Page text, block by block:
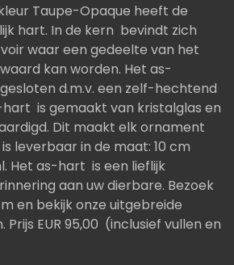
Taupe-Opaque heeft de
hart. In de kern bevindt zich
waar een gedeelte van het
kan worden. Het as-
d.m.v. een zelf-hechtend
is gemaakt van kristalglas en
Dit maakt elk ornament
leverbaar in de maat: 10 cm
Het as-hart is een lieflijk
aan uw dierbare. Bezoek
en bekijk onze uitgebreide
EUR 95,00 (inclusief vullen en